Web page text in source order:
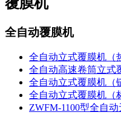
全自动覆膜机
全自动立式覆膜机（
全自动高速卷筒立式
全自动立式覆膜机（
全自动立式覆膜机（
ZWFM-1100型全自